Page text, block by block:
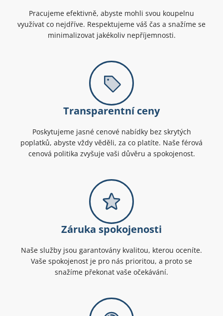
Pracujeme efektivně, abyste mohli svou koupelnu
využívat co nejdříve. Respektujeme váš čas a snažíme se
minimalizovat jakékoliv nepříjemnosti.
Transparentní ceny
Poskytujeme jasné cenové nabídky bez skrytých
poplatků, abyste vždy věděli, za co platíte. Naše férová
cenová politika zvyšuje vaši důvěru a spokojenost.
Záruka spokojenosti
Naše služby jsou garantovány kvalitou, kterou oceníte.
Vaše spokojenost je pro nás prioritou, a proto se
snažíme překonat vaše očekávání.